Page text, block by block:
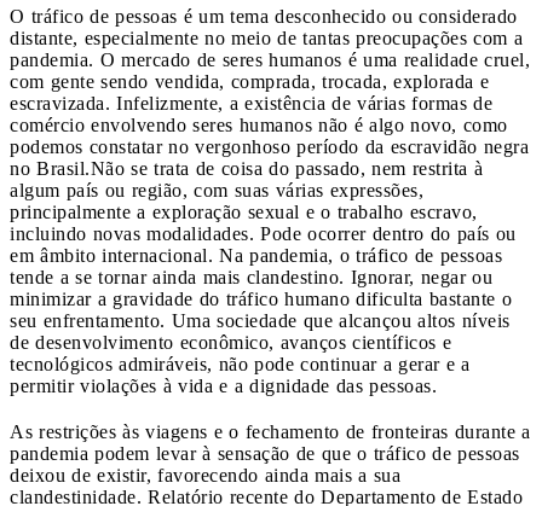
O tráfico de pessoas é um tema desconhecido ou considerado
distante, especialmente no meio de tantas preocupações com a
pandemia. O mercado de seres humanos é uma realidade cruel,
com gente sendo vendida, comprada, trocada, explorada e
escravizada. Infelizmente, a existência de várias formas de
comércio envolvendo seres humanos não é algo novo, como
podemos constatar no vergonhoso período da escravidão negra
no Brasil.Não se trata de coisa do passado, nem restrita à
algum país ou região, com suas várias expressões,
principalmente a exploração sexual e o trabalho escravo,
incluindo novas modalidades. Pode ocorrer dentro do país ou
em âmbito internacional. Na pandemia, o tráfico de pessoas
tende a se tornar ainda mais clandestino. Ignorar, negar ou
minimizar a gravidade do tráfico humano dificulta bastante o
seu enfrentamento. Uma sociedade que alcançou altos níveis
de desenvolvimento econômico, avanços científicos e
tecnológicos admiráveis, não pode continuar a gerar e a
permitir violações à vida e a dignidade das pessoas.
As restrições às viagens e o fechamento de fronteiras durante a
pandemia podem levar à sensação de que o tráfico de pessoas
deixou de existir, favorecendo ainda mais a sua
clandestinidade. Relatório recente do Departamento de Estado